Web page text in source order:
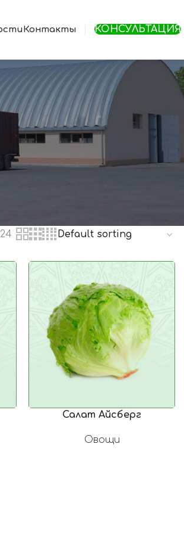
Контакты КОНСУЛЬТАЦИЯ
24
Салат Айсберг
Овощи